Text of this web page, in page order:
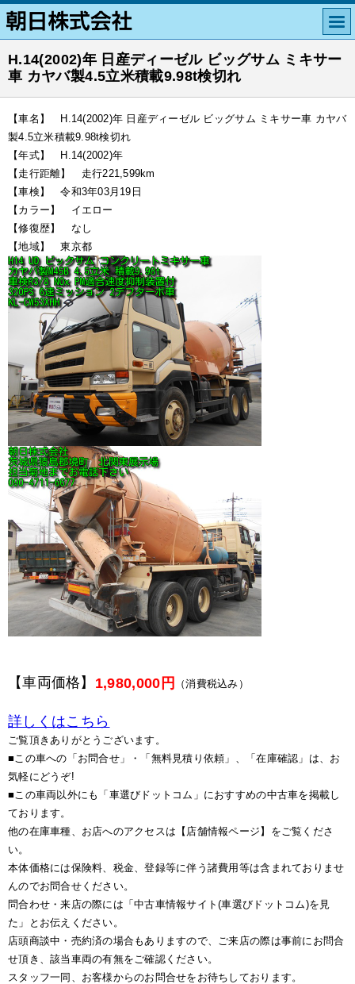
H.14(2002)年 日産ディーゼル ビッグサム ミキサー
車 カヤバ製4.5立米積載9.98t検切れ
【車名】 H.14(2002)年 日産ディーゼル ビッグサム ミキサー車 カヤバ
製4.5立米積載9.98t検切れ
【年式】 H.14(2002)年
【走行距離】 走行221,599km
【車検】 令和3年03月19日
【カラー】 イエロー
【修復歴】 なし
【地域】 東京都
【車両価格】 1,980,000円 （消費税込み）
詳しくはこちら
ご覧頂きありがとうございます。
■この車への「お問合せ」・「無料見積り依頼」、「在庫確認」は、お
気軽にどうぞ!
■この車両以外にも「車選びドットコム」におすすめの中古車を掲載し
ております。
他の在庫車種、お店へのアクセスは【店舗情報ページ】をご覧くださ
い。
本体価格には保険料、税金、登録等に伴う諸費用等は含まれておりませ
んのでお問合せください。
問合わせ・来店の際には「中古車情報サイト(車選びドットコム)を見
た」とお伝えください。
店頭商談中・売約済の場合もありますので、ご来店の際は事前にお問合
せ頂き、該当車両の有無をご確認ください。
スタッフ一同、お客様からのお問合せをお待ちしております。